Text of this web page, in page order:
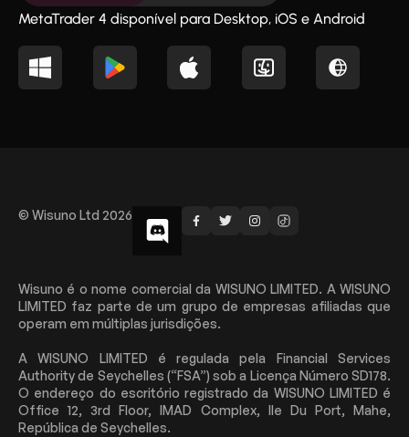
MetaTrader 4 disponível para Desktop, iOS e Android
© Wisuno Ltd 2026
Wisuno é o nome comercial da WISUNO LIMITED. A WISUNO
LIMITED faz parte de um grupo de empresas afiliadas que
operam em múltiplas jurisdições.
A WISUNO LIMITED é regulada pela Financial Services
Authority de Seychelles (“FSA”) sob a Licença Número SD178.
O endereço do escritório registrado da WISUNO LIMITED é
Office 12, 3rd Floor, IMAD Complex, Ile Du Port, Mahe,
República de Seychelles.